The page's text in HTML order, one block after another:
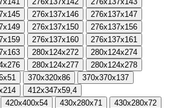
276x137x146
276x137x147
276x137x150
276x137x156
276x137x160
276x137x161
280x124x272
280x124x274
280x124x277
280x124x278
370x320x86
370x370x137
412x347x59,4
420x400x54 430x280x71
430x280x72